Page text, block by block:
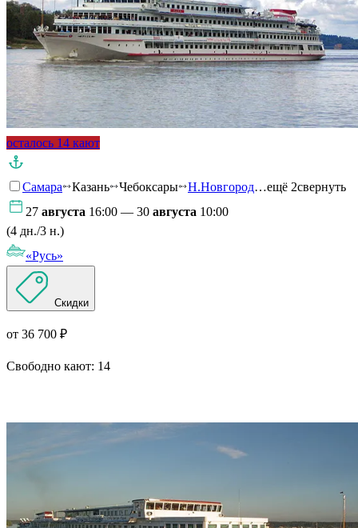
осталось 14 кают
Самара Казань Чебоксары Н.Новгород…ещё 2свернуть
27 августа 16:00 — 30 августа 10:00
(4 дн./3 н.)
«Русь»
Скидки
от 36 700 ₽
Свободно кают: 14